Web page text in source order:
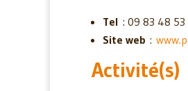
Tel : 09 83 48 53
Site web :
Activité(s)